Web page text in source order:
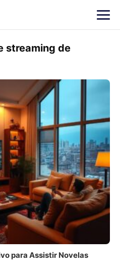
streaming de
para Assistir Novelas